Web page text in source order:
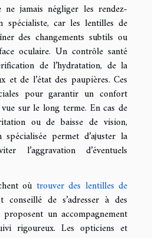
jamais négliger les rendez-
spécialiste, car les lentilles de
des changements subtils ou
oculaire. Un contrôle santé
de l’hydratation, de la
et de l’état des paupières. Ces
pour garantir un confort
sur le long terme. En cas de
ou de baisse de vision,
permet d’ajuster la
l’aggravation d’éventuels
où trouver des lentilles de
de s’adresser à des
un accompagnement
rigoureux. Les opticiens et